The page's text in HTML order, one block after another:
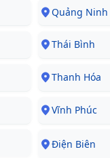
Quảng Ninh
Thái Bình
Thanh Hóa
Vĩnh Phúc
Điện Biên